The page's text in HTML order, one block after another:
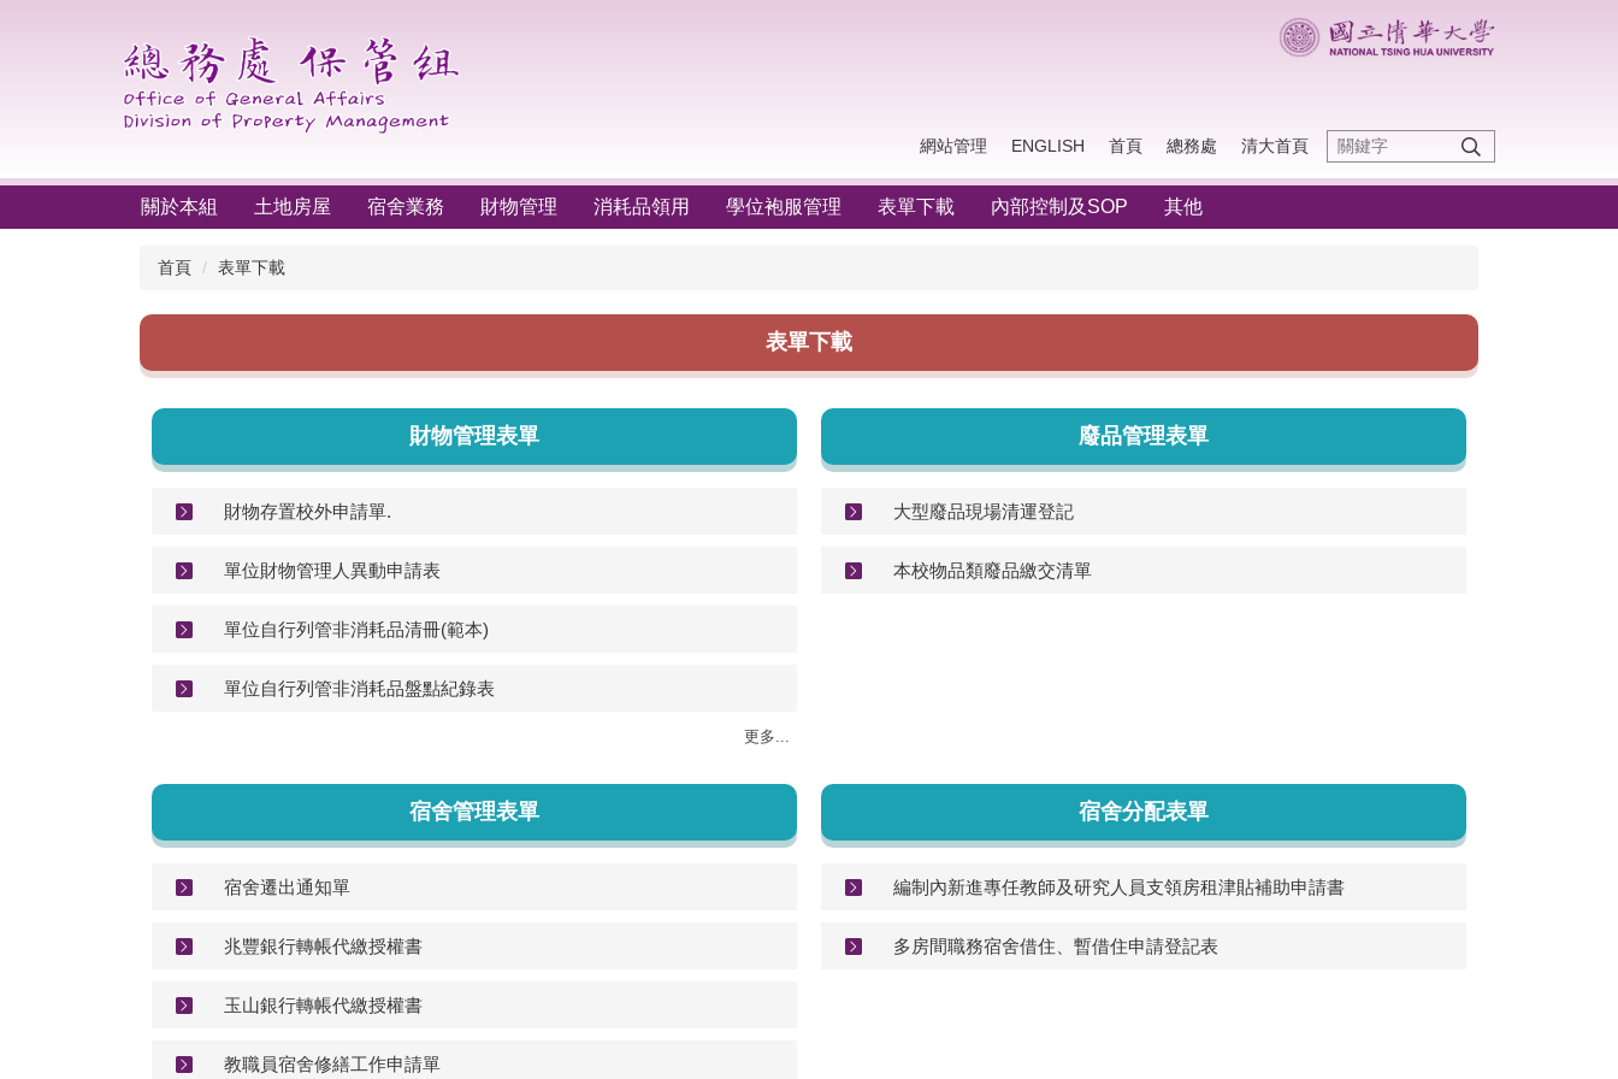
網站管理 ENGLISH 首頁 總務處 清大首頁
關於本組 土地房屋 宿舍業務 財物管理 消耗品領用 學位袍服管理 表單下載 內部控制及SOP 其他
首頁 表單下載
表單下載
財物管理表單
財物存置校外申請單.
單位財物管理人異動申請表
單位自行列管非消耗品清冊(範本)
單位自行列管非消耗品盤點紀錄表
更多...
廢品管理表單
大型廢品現場清運登記
本校物品類廢品繳交清單
宿舍管理表單
宿舍遷出通知單
兆豐銀行轉帳代繳授權書
玉山銀行轉帳代繳授權書
教職員宿舍修繕工作申請單
宿舍分配表單
編制內新進專任教師及研究人員支領房租津貼補助申請書
多房間職務宿舍借住、暫借住申請登記表